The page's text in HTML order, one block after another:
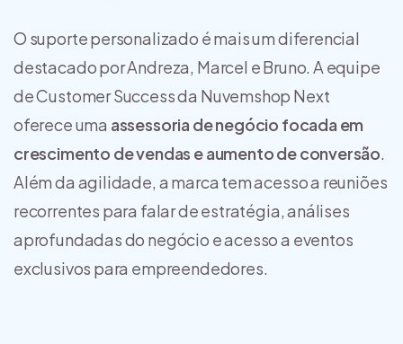
O suporte personalizado é mais um diferencial
destacado por Andreza, Marcel e Bruno. A equipe
de Customer Success da Nuvemshop Next
oferece uma assessoria de negócio focada em
crescimento de vendas e aumento de conversão.
Além da agilidade, a marca tem acesso a reuniões
recorrentes para falar de estratégia, análises
aprofundadas do negócio e acesso a eventos
exclusivos para empreendedores.